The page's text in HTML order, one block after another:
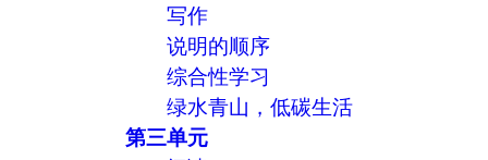
写作
说明的顺序
综合性学习
绿水青山，低碳生活
第三单元